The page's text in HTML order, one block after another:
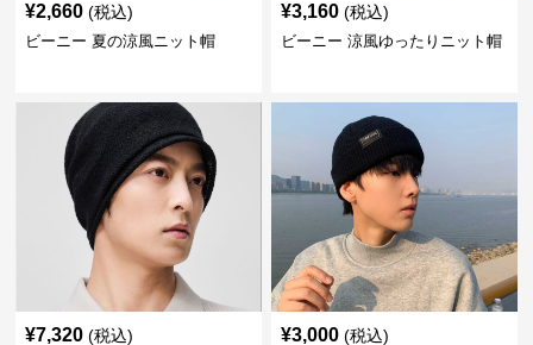
¥2,660 (税込)
ビーニー 夏の涼風ニット帽
¥3,160 (税込)
ビーニー 涼風ゆったりニット帽
¥7,320 (税込) ¥3,000 (税込)